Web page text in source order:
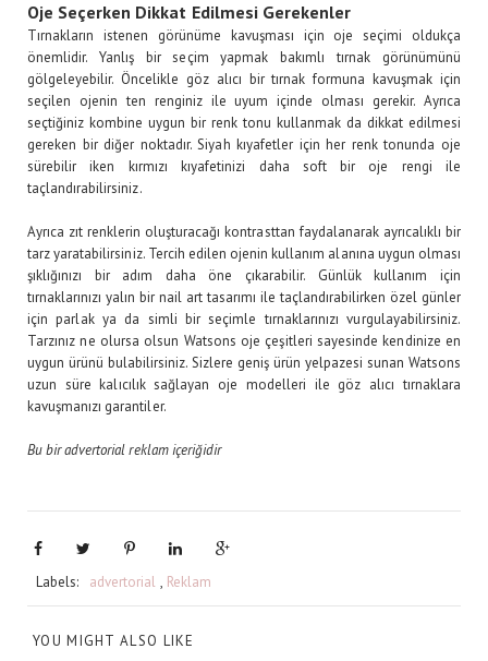
Oje Seçerken Dikkat Edilmesi Gerekenler
Tırnakların istenen görünüme kavuşması için oje seçimi oldukça
önemlidir. Yanlış bir seçim yapmak bakımlı tırnak görünümünü
gölgeleyebilir. Öncelikle göz alıcı bir tırnak formuna kavuşmak için
seçilen ojenin ten renginiz ile uyum içinde olması gerekir. Ayrıca
seçtiğiniz kombine uygun bir renk tonu kullanmak da dikkat edilmesi
gereken bir diğer noktadır. Siyah kıyafetler için her renk tonunda oje
sürebilir iken kırmızı kıyafetinizi daha soft bir oje rengi ile
taçlandırabilirsiniz.
Ayrıca zıt renklerin oluşturacağı kontrasttan faydalanarak ayrıcalıklı bir
tarz yaratabilirsiniz. Tercih edilen ojenin kullanım alanına uygun olması
şıklığınızı bir adım daha öne çıkarabilir. Günlük kullanım için
tırnaklarınızı yalın bir nail art tasarımı ile taçlandırabilirken özel günler
için parlak ya da simli bir seçimle tırnaklarınızı vurgulayabilirsiniz.
Tarzınız ne olursa olsun Watsons oje çeşitleri sayesinde kendinize en
uygun ürünü bulabilirsiniz. Sizlere geniş ürün yelpazesi sunan Watsons
uzun süre kalıcılık sağlayan oje modelleri ile göz alıcı tırnaklara
kavuşmanızı garantiler.
Bu bir advertorial reklam içeriğidir
Labels: advertorial , Reklam
YOU MIGHT ALSO LIKE